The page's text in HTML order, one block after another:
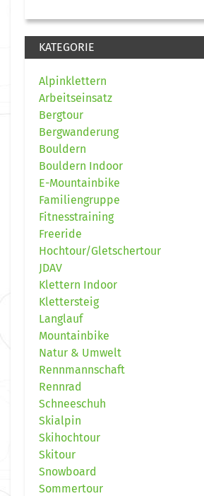
KATEGORIE
Alpinklettern
Arbeitseinsatz
Bergtour
Bergwanderung
Bouldern
Bouldern Indoor
E-Mountainbike
Familiengruppe
Fitnesstraining
Freeride
Hochtour/Gletschertour
JDAV
Klettern Indoor
Klettersteig
Langlauf
Mountainbike
Natur & Umwelt
Rennmannschaft
Rennrad
Schneeschuh
Skialpin
Skihochtour
Skitour
Snowboard
Sommertour